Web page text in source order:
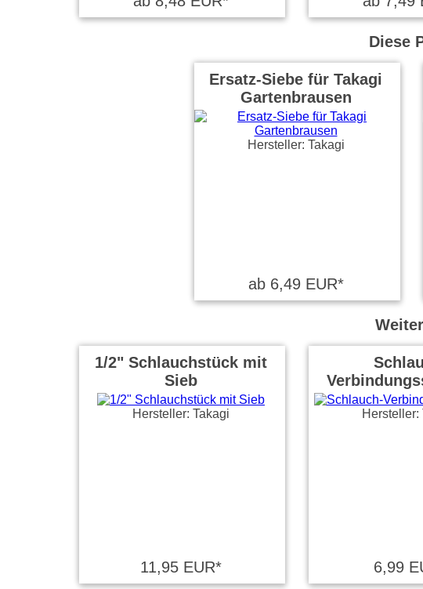
Diese
Ersatz-Siebe für Takagi
Gartenbrausen
Hersteller: Takagi
ab 6,49 EUR*
1/2" Schlauchstück mit
Sieb
Hersteller: Takagi
11,95 EUR*
Hersteller:
6,99